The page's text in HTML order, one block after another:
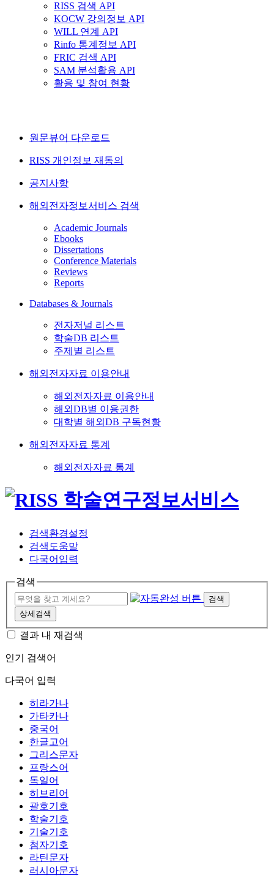
RISS 검색 API
KOCW 강의정보 API
WILL 연계 API
Rinfo 통계정보 API
FRIC 검색 API
SAM 분석활용 API
활용 및 참여 현황
원문뷰어 다운로드
RISS 개인정보 재동의
공지사항
해외전자정보서비스 검색
Academic Journals
Ebooks
Dissertations
Conference Materials
Reviews
Reports
Databases & Journals
전자저널 리스트
학술DB 리스트
주제별 리스트
해외전자자료 이용안내
해외전자자료 이용안내
해외DB별 이용권한
대학별 해외DB 구독현황
해외전자자료 통계
해외전자자료 통계
검색환경설정
검색도움말
다국어입력
검색
검색
상세검색
결과 내 재검색
인기 검색어
다국어 입력
히라가나
가타카나
중국어
한글고어
그리스문자
프랑스어
독일어
히브리어
괄호기호
학술기호
기술기호
첨자기호
라틴문자
러시아문자